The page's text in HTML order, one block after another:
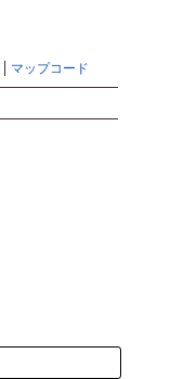
マップコード